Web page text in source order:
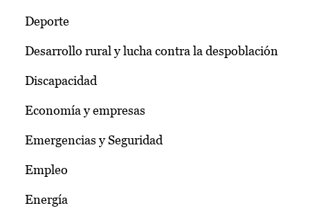
Deporte
Desarrollo rural y lucha contra la despoblación
Discapacidad
Economía y empresas
Emergencias y Seguridad
Empleo
Energía